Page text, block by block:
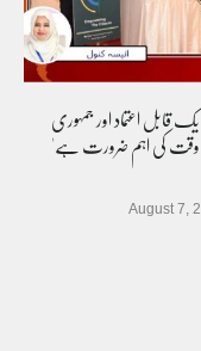
قابل اعتماد اور جمہوری
وقت کی اہم ضرورت ہے'
August 7,